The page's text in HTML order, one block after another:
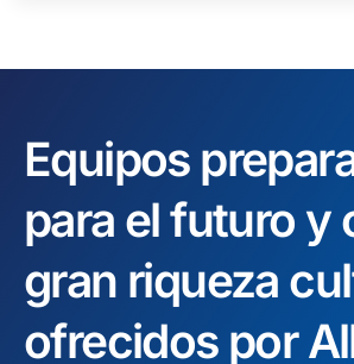
Equipos
para el futuro y
gran riqueza
ofrecidos por